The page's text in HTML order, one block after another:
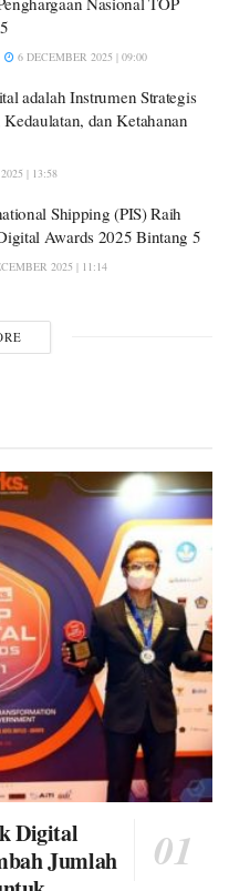
6 DECEMBER 2025 | 09:00
adalah Instrumen Strategis
dan Ketahanan
| 13:58
Shipping (PIS) Raih
Awards 2025 Bintang 5
2025 | 11:14
Digital
Jumlah